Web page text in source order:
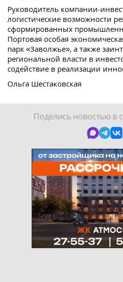
Руководитель компании-
логистические возможности
сформированных
Портовая особая
парк «Заволжье», а также
региональной власти в
содействие в реализации
Ольга Шестаковская
Поделись новостью в